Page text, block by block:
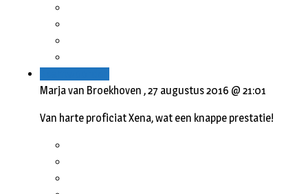
Marja van Broekhoven ,27 augustus 2016 @ 21:01
Van harte proficiat Xena, wat een knappe prestatie!